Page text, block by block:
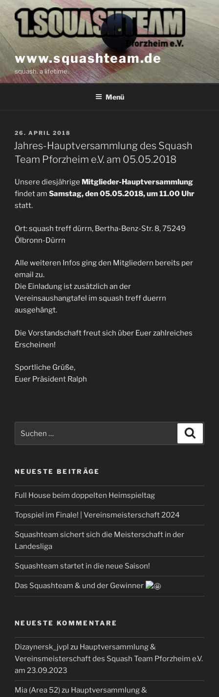
Inhalt
springen
www.squashteam.de
squash. a lifetime.
Menü
VERÖFFENTLICHT
AM
26. APRIL 2018
Jahres-Hauptversammlung des Squash
Team Pforzheim e.V. am 05.05.2018
Unsere diesjährige Mitglieder-Hauptversammlung
findet am Samstag, den 05.05.2018, um 11.00 Uhr
statt.
Ort: squash treff dürrn, Bertha-Benz-Str. 8, 75249
Ölbronn-Dürrn
Alle weiteren Infos ging den Mitgliedern bereits per
email zu.
Die Einladung ist zusätzlich an der
Vereinsaushangtafel im squash treff duerrn
ausgehängt.
Die Vorstandschaft freut sich über Euer zahlreiches
Erscheinen!
Sportliche Grüße,
Euer Präsident Ralph
nach:
NEUESTE BEITRÄGE
Full House beim doppelten Heimspieltag
Topspiel im Finale! | Vereinsmeisterschaft 2024
Squashteam sichert sich die Meisterschaft in der
Landesliga
Squashteam startet in die neue Saison!
Das Squashteam & und der Gewinner
NEUESTE KOMMENTARE
Dizaynersk_jvpl zu Hauptversammlung &
Vereinsmeisterschaft des Squash Team Pforzheim e.V.
am 23.09.2023
Mia (Area 52)zu Hauptversammlung &